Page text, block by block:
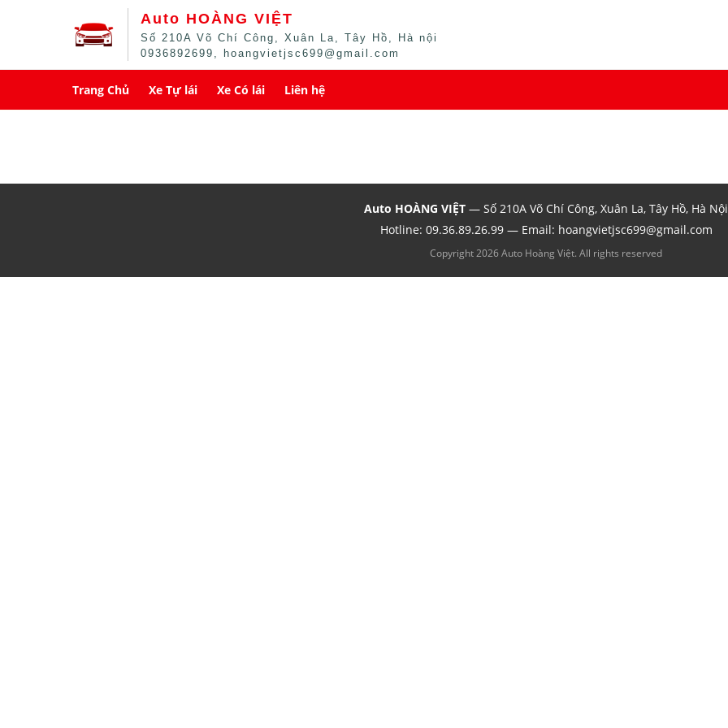
Auto HOÀNG VIỆT
Số 210A Võ Chí Công, Xuân La, Tây Hồ, Hà nội
0936892699, hoangvietjsc699@gmail.com
Trang Chủ Xe Tự lái Xe Có lái Liên hệ
Auto HOÀNG VIỆT — Số 210A Võ Chí Công, Xuân La, Tây Hồ, Hà Nội
Hotline: 09.36.89.26.99— Email: hoangvietjsc699@gmail.com
Copyright 2026 Auto Hoàng Việt. All rights reserved